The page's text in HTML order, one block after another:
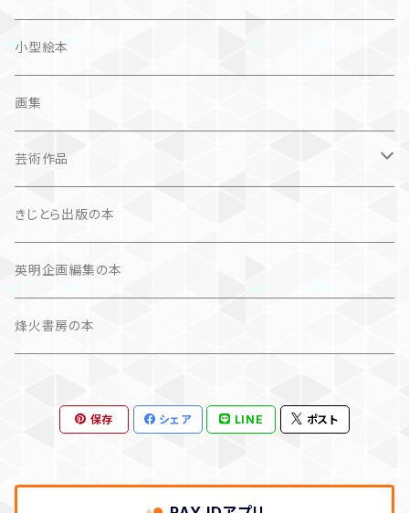
文学（論）
カレンダー
カレンダー
小型絵本
画集
芸術作品
画集
作品集＋エッセイ
カレンダー
写真集
作品集＋エッセイ
作品のみ
きじとら出版の本
英明企画編集の本
烽火書房の本
保存 シェア LINE ポスト